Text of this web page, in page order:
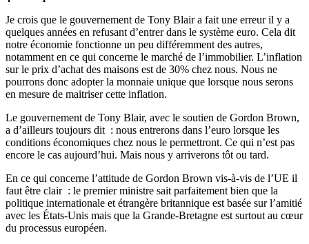
Je crois que le gouvernement de Tony Blair a fait une erreur il y a
quelques années en refusant d’entrer dans le système euro. Cela dit
notre économie fonctionne un peu différemment des autres,
notamment en ce qui concerne le marché de l’immobilier. L’inflation
sur le prix d’achat des maisons est de 30% chez nous. Nous ne
pourrons donc adopter la monnaie unique que lorsque nous serons
en mesure de maitriser cette inflation.
Le gouvernement de Tony Blair, avec le soutien de Gordon Brown,
a d’ailleurs toujours dit : nous entrerons dans l’euro lorsque les
conditions économiques chez nous le permettront. Ce qui n’est pas
encore le cas aujourd’hui. Mais nous y arriverons tôt ou tard.
En ce qui concerne l’attitude de Gordon Brown vis-à-vis de l’UE il
faut être clair : le premier ministre sait parfaitement bien que la
politique internationale et étrangère britannique est basée sur l’amitié
avec les États-Unis mais que la Grande-Bretagne est surtout au cœur
du processus européen.